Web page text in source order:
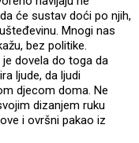
će sustav doći po njih,
Mnogi nas
bez politike.
dovela do toga da
ljude, da ljudi
djecom doma. Ne
dizanjem ruku
i ovršni pakao iz